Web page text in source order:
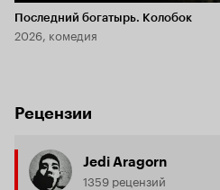
Последний богатырь. Колобок
2026, комедия
Рецензии
Jedi Aragorn
1359 рецензий